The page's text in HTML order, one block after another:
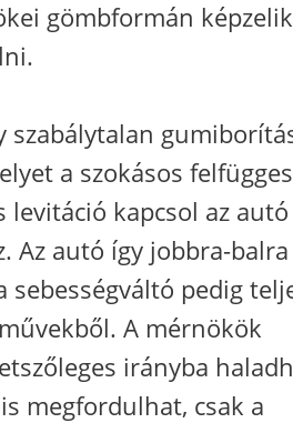
gömbformán
szabálytalan
a szokásos
levitáció kapcsol az autó
Az autó így jobbra-
sebességváltó pedig
A mérnökök
irányba
megfordulhat, csak a